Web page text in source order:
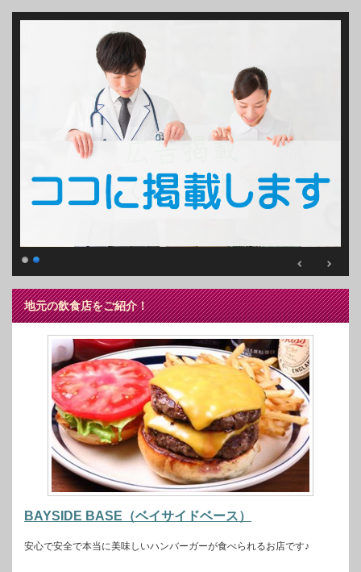
地元の飲食店をご紹介！
BAYSIDE BASE（ベイサイドベース）
安心で安全で本当に美味しいハンバーガーが食べられるお店です♪